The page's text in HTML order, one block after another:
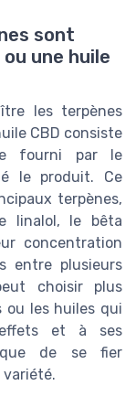
sont
une huile
les terpènes
CBD consiste
fourni par le
le produit. Ce
terpènes,
linalol, le bêta
concentration
entre plusieurs
choisir plus
ou les huiles qui
et à ses
que de se fier
variété.